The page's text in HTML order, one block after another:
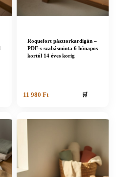
Roquefort pásztorkardigán –
PDF-s szabásminta 6 hónapos
kortól 14 éves korig
11 980Ft 🛒